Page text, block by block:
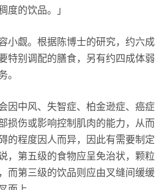
度的饮品。」
小觑。根据陈博士的研究，约六成
特别调配的膳食，另有约四成体弱
。
因中风、失智症、柏金逊症、癌症
损伤或影响控制肌肉的能力，从而
的程度因人而异，因此有需要制定
，第五级的食物应呈免治状，颗粒
而第三级的饮品则应由叉缝间缓缓